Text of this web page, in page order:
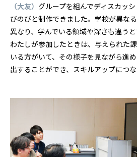
（大友） グループを組んでディスカッ
びのびと制作できました。学校が異な
異なり、学んでいる領域や深さも違うと
わたしが参加したときは、与えられた
いる方がいて、その様子を見ながら進
出することができ、スキルアップにつな